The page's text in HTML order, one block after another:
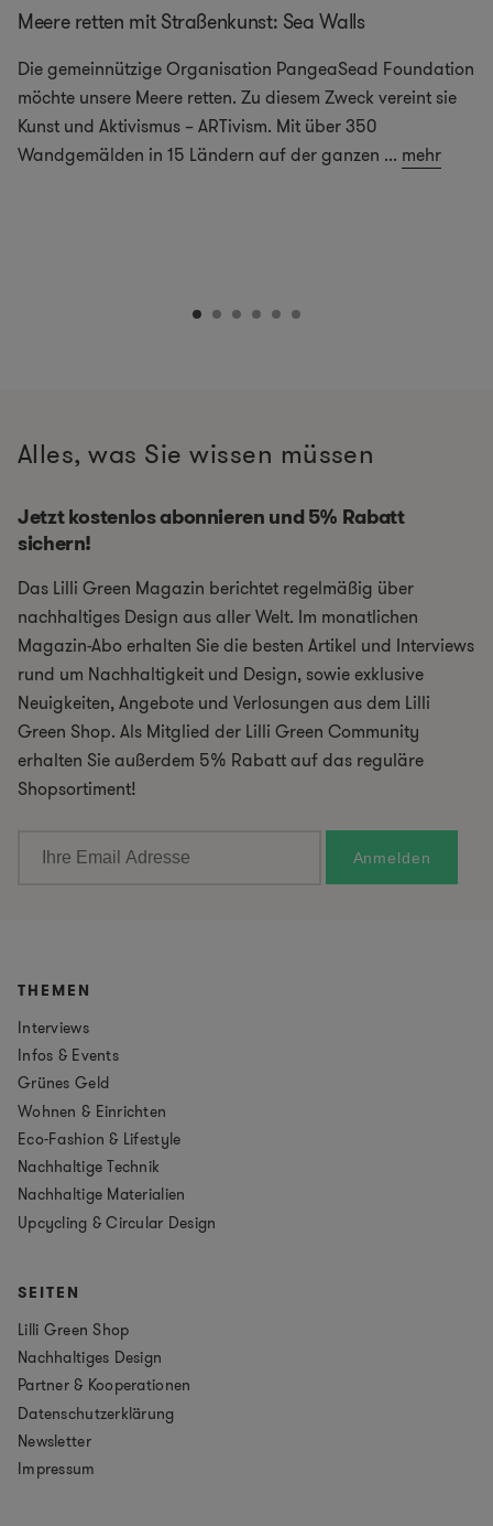
Meere retten mit Straßenkunst: Sea Walls
Die gemeinnützige Organisation PangeaSead Foundation
möchte unsere Meere retten. Zu diesem Zweck vereint sie
Kunst und Aktivismus – ARTivism. Mit über 350
Wandgemälden in 15 Ländern auf der ganzen ... mehr
Alles, was Sie wissen müssen
Jetzt kostenlos abonnieren und 5% Rabatt
sichern!
Das Lilli Green Magazin berichtet regelmäßig über
nachhaltiges Design aus aller Welt. Im monatlichen
Magazin-Abo erhalten Sie die besten Artikel und Interviews
rund um Nachhaltigkeit und Design, sowie exklusive
Neuigkeiten, Angebote und Verlosungen aus dem Lilli
Green Shop. Als Mitglied der Lilli Green Community
erhalten Sie außerdem 5% Rabatt auf das reguläre
Shopsortiment!
THEMEN
Interviews
Infos & Events
Grünes Geld
Wohnen & Einrichten
Eco-Fashion & Lifestyle
Nachhaltige Technik
Nachhaltige Materialien
Upcycling & Circular Design
SEITEN
Lilli Green Shop
Nachhaltiges Design
Partner & Kooperationen
Datenschutzerklärung
Newsletter
Impressum